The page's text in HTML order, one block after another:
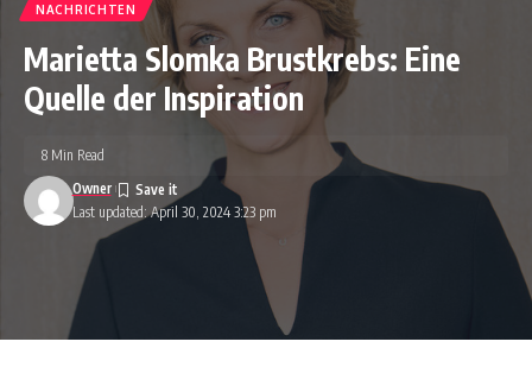
NACHRICHTEN
Marietta Slomka Brustkrebs: Eine
Quelle der Inspiration
Last updated: April 30, 2024 3:23 pm
Owner
8 Min Read